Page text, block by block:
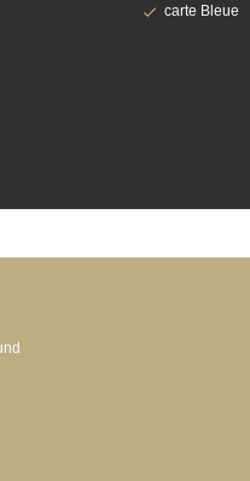
carte Bleue